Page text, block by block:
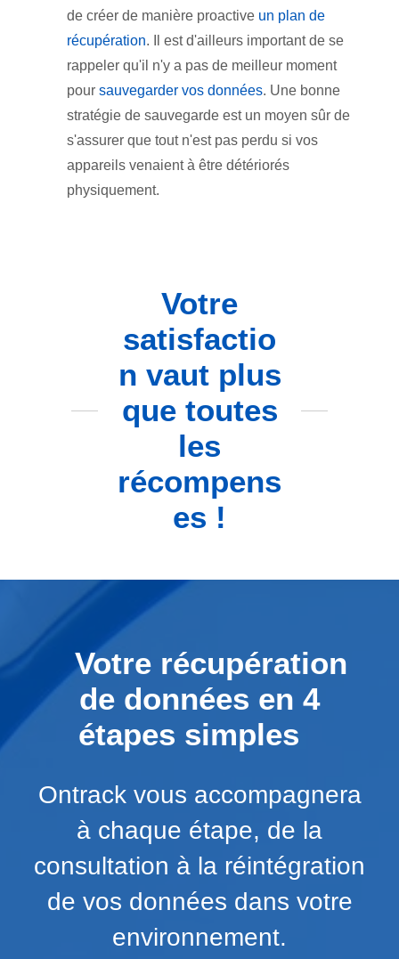
de créer de manière proactive un plan de
récupération. Il est d'ailleurs important de se
rappeler qu'il n'y a pas de meilleur moment
pour sauvegarder vos données. Une bonne
stratégie de sauvegarde est un moyen sûr de
s'assurer que tout n'est pas perdu si vos
appareils venaient à être détériorés
physiquement.
Votre
satisfactio
n vaut plus
que toutes
les
récompens
es !
Votre récupération
de données en 4
étapes simples
Ontrack vous accompagnera
à chaque étape, de la
consultation à la réintégration
de vos données dans votre
environnement.